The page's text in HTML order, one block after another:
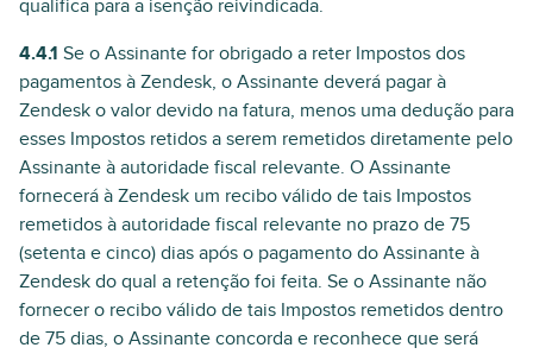
qualifica para a isenção reivindicada.
4.4.1 Se o Assinante for obrigado a reter Impostos dos
pagamentos à Zendesk, o Assinante deverá pagar à
Zendesk o valor devido na fatura, menos uma dedução para
esses Impostos retidos a serem remetidos diretamente pelo
Assinante à autoridade fiscal relevante. O Assinante
fornecerá à Zendesk um recibo válido de tais Impostos
remetidos à autoridade fiscal relevante no prazo de 75
(setenta e cinco) dias após o pagamento do Assinante à
Zendesk do qual a retenção foi feita. Se o Assinante não
fornecer o recibo válido de tais Impostos remetidos dentro
de 75 dias, o Assinante concorda e reconhece que será